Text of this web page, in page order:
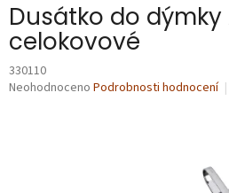
Dusátko do dýmky
celokovové
330110
Průměrné
Neohodnoceno Podrobnosti hodnocení